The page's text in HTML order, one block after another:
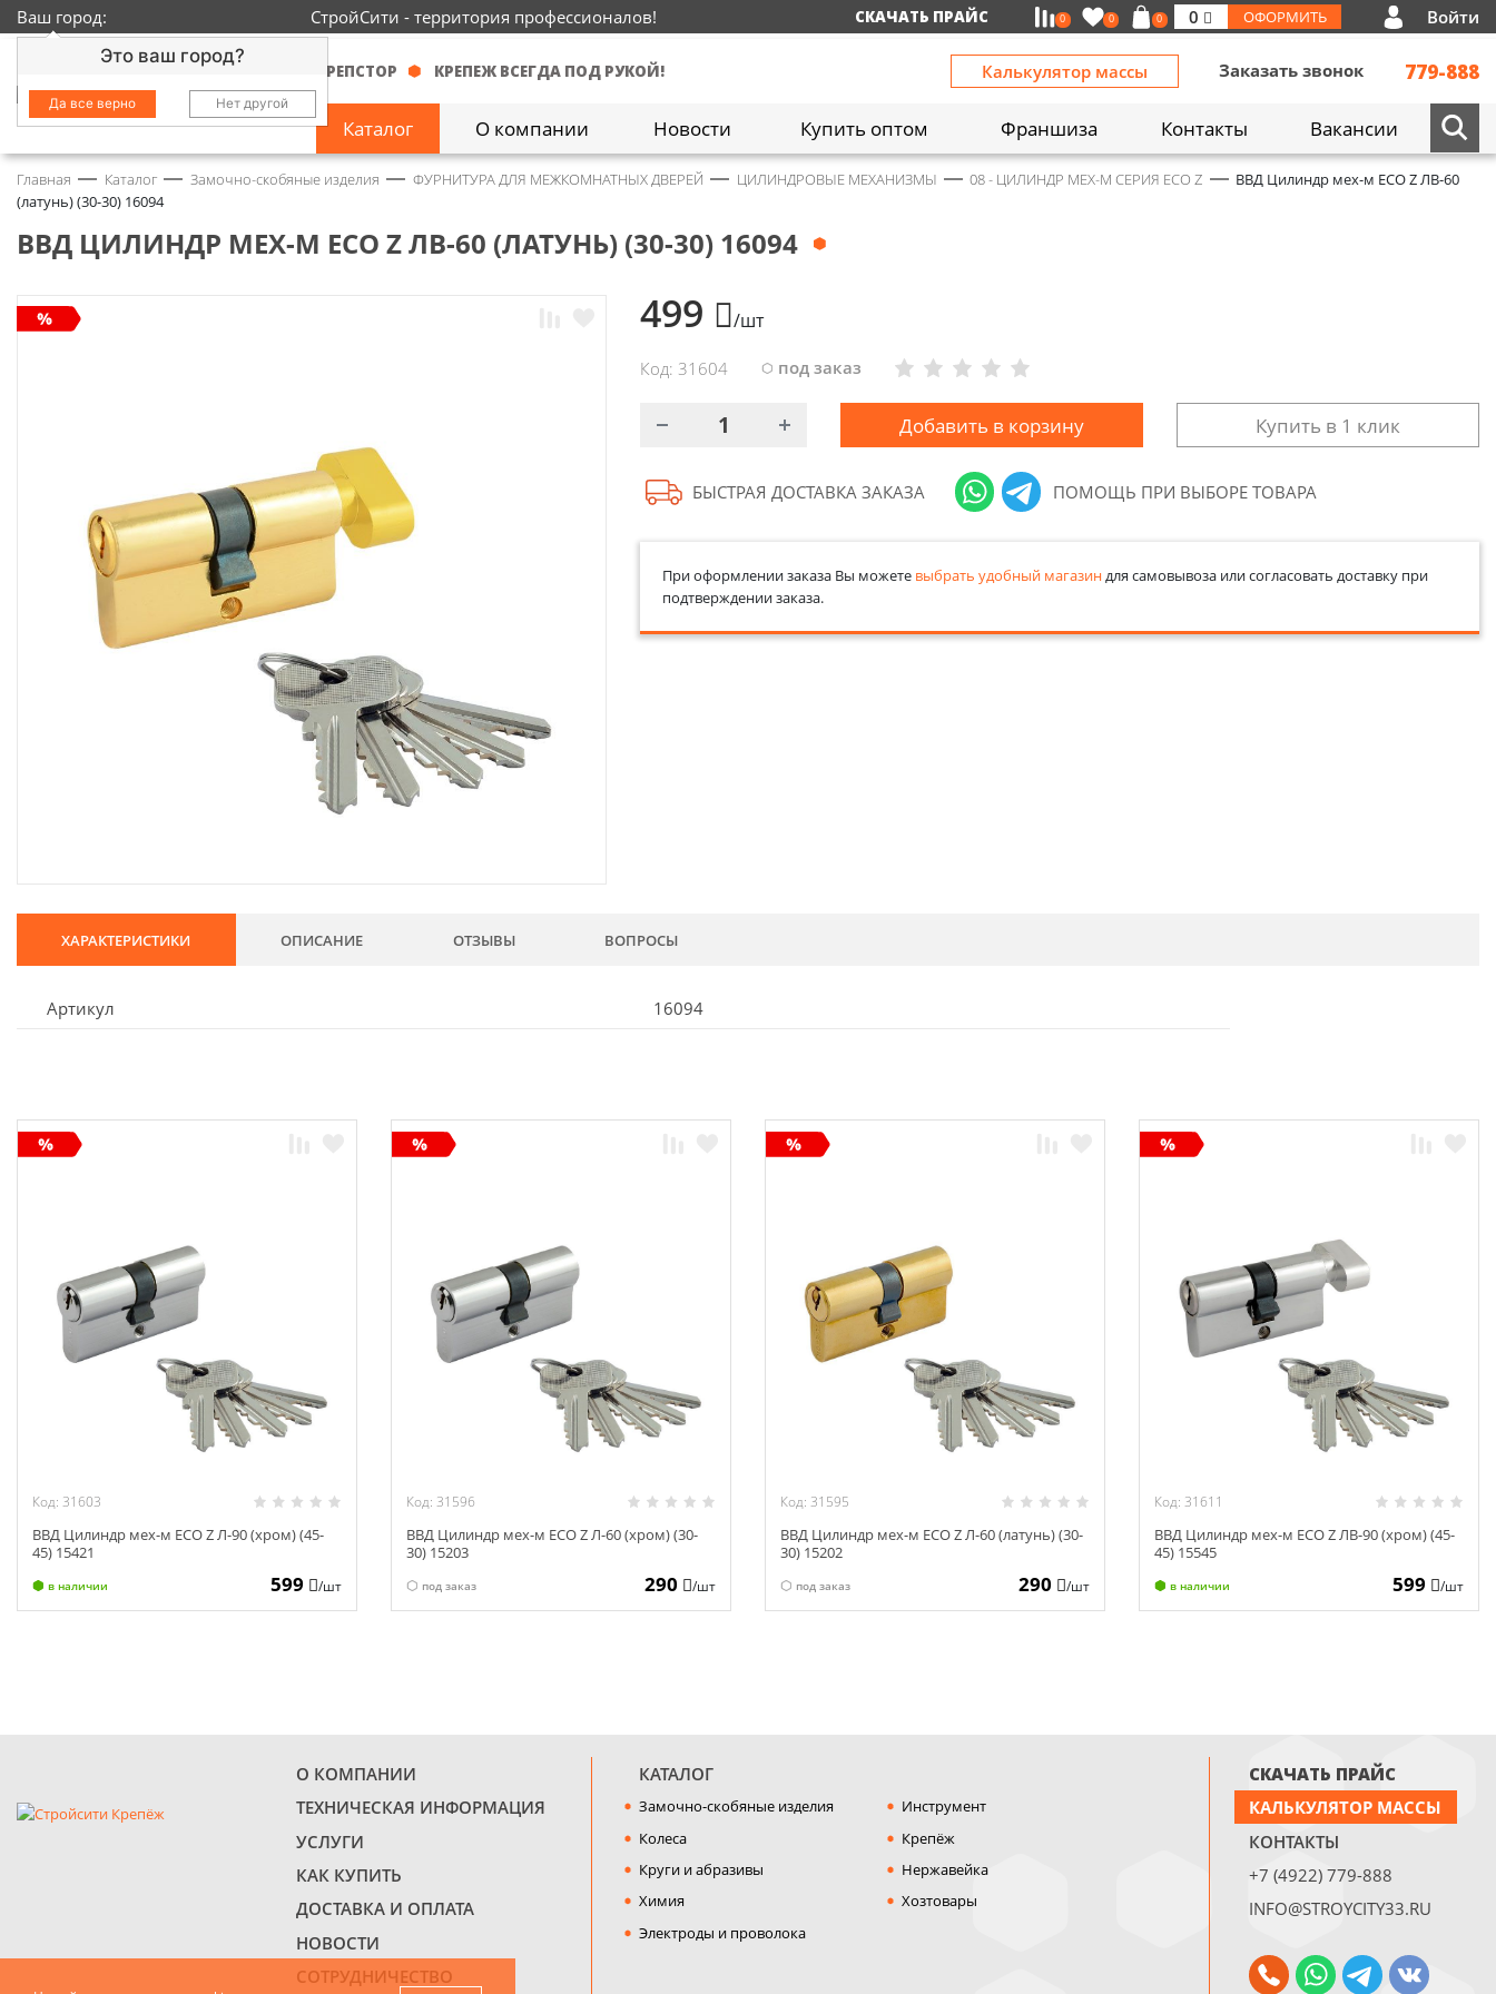
Ваш город:
Это ваш город?
Да все верно Нет другой
СтройСити - территория профессионалов! СКАЧАТЬ ПРАЙС 0 0 0 0 ОФОРМИТЬ Войти
КРЕПСТОР КРЕПЕЖ ВСЕГДА ПОД РУКОЙ! Калькулятор массы Заказать звонок 779-888
Каталог О компании Новости Купить оптом Франшиза Контакты Вакансии
Замочно-скобяные
изделия 1429
Инструмент 2363
Колеса
134
Хозтовары
Электроды и проволока
Главная Каталог Замочно-скобяные изделия ФУРНИТУРА ДЛЯ МЕЖКОМНАТНЫХ ДВЕРЕЙ ЦИЛИНДРОВЫЕ МЕХАНИЗМЫ 08 - ЦИЛИНДР МЕХ-М СЕРИЯ ECO Z
ВВД Цилиндр мех-м ECO Z ЛВ-60
(латунь) (30-30) 16094
ВВД ЦИЛИНДР МЕХ-М ECO Z ЛВ-60 (ЛАТУНЬ) (30-30) 16094
499 /шт
Код: 31604 под заказ
Добавить в корзину Купить в 1 клик
БЫСТРАЯ ДОСТАВКА ЗАКАЗА ПОМОЩЬ ПРИ ВЫБОРЕ ТОВАРА
При оформлении заказа Вы можете выбрать удобный магазиндля самовывоза или согласовать доставку при
подтверждении заказа.
ХАРАКТЕРИСТИКИ ОПИСАНИЕ ОТЗЫВЫ ВОПРОСЫ
Артикул 16094
Код: 31603
ВВД Цилиндр мех-м ECO Z Л-90 (хром) (45-
45) 15421
в наличии 599 /шт
Код: 31596
ВВД Цилиндр мех-м ECO Z Л-60 (хром) (30-
30) 15203
под заказ 290 /шт
Код: 31595
ВВД Цилиндр мех-м ECO Z Л-60 (латунь) (30-
30) 15202
под заказ 290 /шт
Код: 31611
ВВД Цилиндр мех-м ECO Z ЛВ-90 (хром) (45-
45) 15545
в наличии 599 /шт
О КОМПАНИИ
ТЕХНИЧЕСКАЯ ИНФОРМАЦИЯ
УСЛУГИ
КАК КУПИТЬ
ДОСТАВКА И ОПЛАТА
НОВОСТИ
СОТРУДНИЧЕСТВО
КАТАЛОГ
Замочно-скобяные изделия
Инструмент
Колеса
Крепёж
Круги и абразивы
Нержавейка
Химия
Хозтовары
Электроды и проволока
СКАЧАТЬ ПРАЙС
КАЛЬКУЛЯТОР МАССЫ
КОНТАКТЫ
+7 (4922) 779-888
INFO@STROYCITY33.RU